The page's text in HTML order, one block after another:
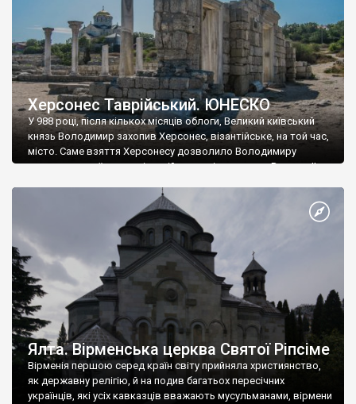
Херсонес Таврійський. ЮНЕСКО
У 988 році, після кількох місяців облоги, Великий київський
князь Володимир захопив Херсонес, візантійське, на той час,
місто. Саме взяття Херсонесу дозволило Володимиру
диктувати свої умови візантійському імператору Василю ІІ, та
Херсонесі Володимир-язичник, став Василем-християнином.
А потім було Хрещення Русі. На честь Херсонесу Таврійського
Ялта. Вірменська церква Святої Ріпсіме
Вірменія першою серед країн світу прийняла християнство,
як державну релігію, й на подив багатьох пересічних
українців, які усіх кавказців вважають мусульманами, вірмени